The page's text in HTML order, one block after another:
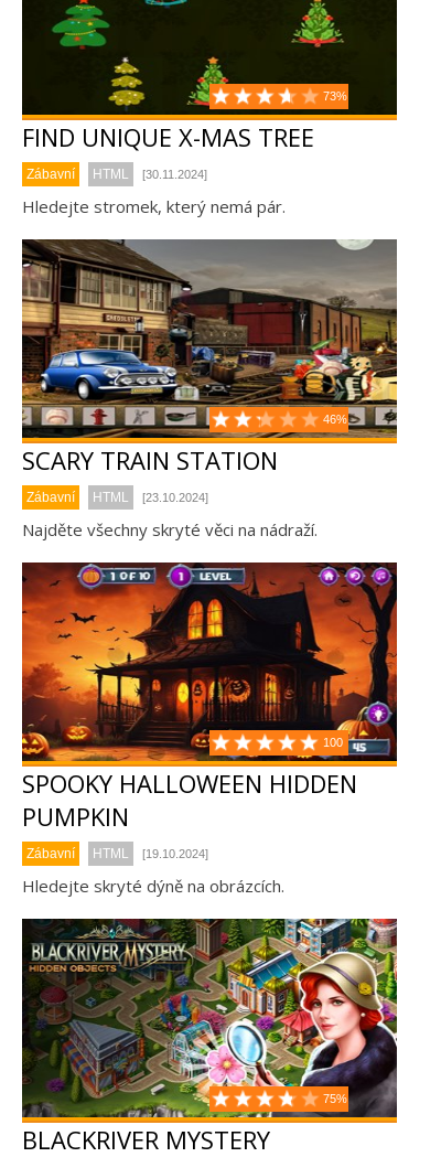
73%
FIND UNIQUE X-MAS TREE
Zábavní HTML [30.11.2024]
Hledejte stromek, který nemá pár.
46%
SCARY TRAIN STATION
Zábavní HTML [23.10.2024]
Najděte všechny skryté věci na nádraží.
100
SPOOKY HALLOWEEN HIDDEN
PUMPKIN
Zábavní HTML [19.10.2024]
Hledejte skryté dýně na obrázcích.
75%
BLACKRIVER MYSTERY